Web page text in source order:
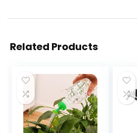
Related Products